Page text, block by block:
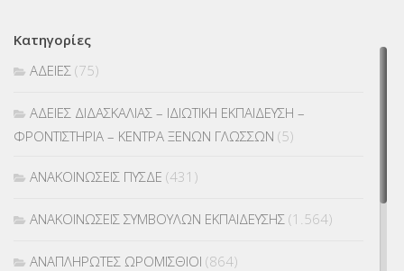
Κατηγορίες
ΑΔΕΙΕΣ (75)
ΑΔΕΙΕΣ ΔΙΔΑΣΚΑΛΙΑΣ – ΙΔΙΩΤΙΚΗ ΕΚΠΑΙΔΕΥΣΗ –
ΦΡΟΝΤΙΣΤΗΡΙΑ – ΚΕΝΤΡΑ ΞΕΝΩΝ ΓΛΩΣΣΩΝ (5)
ΑΝΑΚΟΙΝΩΣΕΙΣ ΠΥΣΔΕ (431)
ΑΝΑΚΟΙΝΩΣΕΙΣ ΣΥΜΒΟΥΛΩΝ ΕΚΠΑΙΔΕΥΣΗΣ (1.564)
ΑΝΑΠΛΗΡΩΤΕΣ ΩΡΟΜΙΣΘΙΟΙ (864)